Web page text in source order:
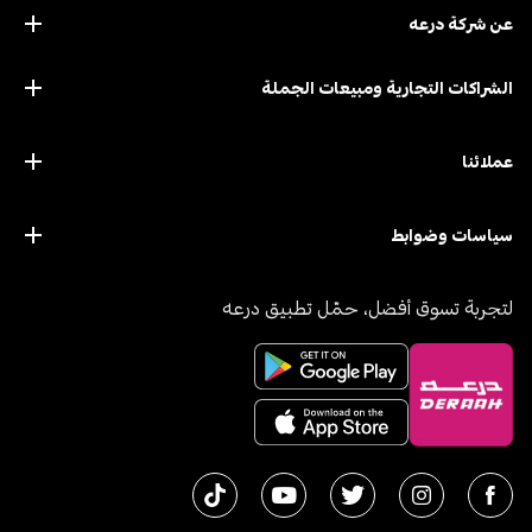
عن ﺷﺮﻛﺔ درﻋﻪ
الشراكات التجارية ومبيعات الجملة
عملائنا
سياسات وضوابط
لتجربة تسوق أفضل، حمّل تطبيق درعه